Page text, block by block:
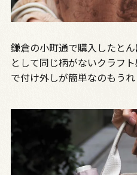
鎌倉の小町通で購入したと
として同じ柄がないクラフ
で付け外しが簡単なのもうれ